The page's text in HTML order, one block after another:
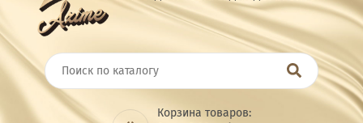
Корзина товаров: